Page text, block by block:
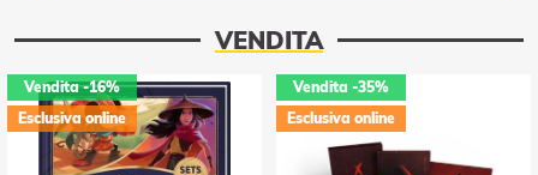
VENDITA
Vendita-16%
Esclusiva online
Vendita -35%
Esclusiva online